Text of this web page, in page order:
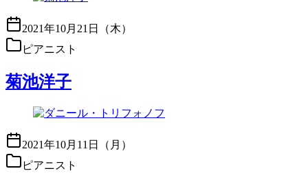
2021年10月21日（木）
ピアニスト
菊池洋子
2021年10月11日（月）
ピアニスト